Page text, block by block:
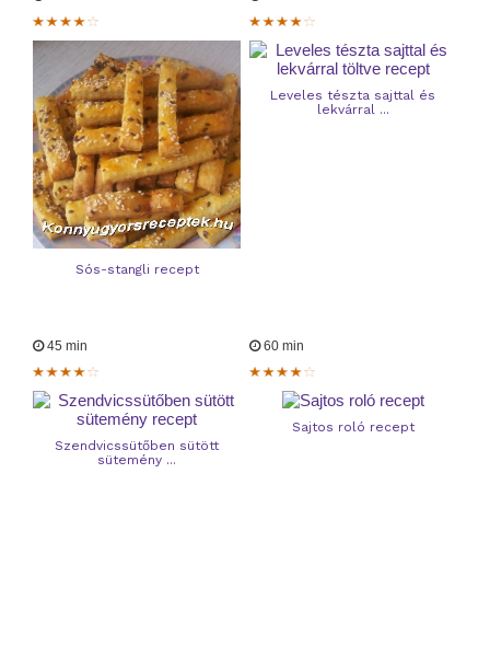
Sós-stangli recept
Leveles tészta sajttal és
lekvárral ...
45 min
Szendvicssütőben sütött
sütemény ...
60 min
Sajtos roló recept